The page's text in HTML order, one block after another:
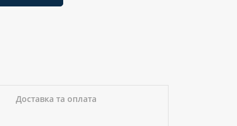
Доставка та оплата